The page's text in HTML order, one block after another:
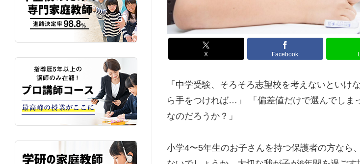
X Facebook
「中学受験、そろそろ志望校を考えないといけ
ら手をつければ…」 「偏差値だけで選んでしま
なのだろうか？」
小学4〜5年生のお子さんを持つ保護者の方なら